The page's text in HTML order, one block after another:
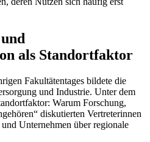
als Standortfaktor
Fakultätentages bildete die
und Industrie. Unter dem
Warum Forschung,
diskutierten Vertreterinnen
Unternehmen über regionale